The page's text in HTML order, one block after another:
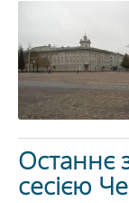
Останнє
сесією